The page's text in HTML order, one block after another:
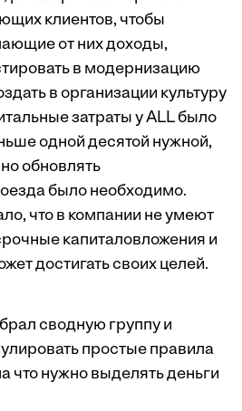
клиентов, чтобы
от них доходы,
в модернизацию
в организации культуру
затраты у ALL было
одной десятой нужной,
обновлять
было необходимо.
что в компании не умеют
капиталовложения и
достигать своих целей.
сводную группу и
простые правила
что нужно выделять деньги